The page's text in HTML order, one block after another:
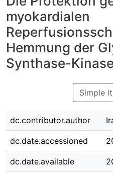
myokardialen
Hemmung der
Synthase-
Simple
dc.contributor.author
dc.date.accessioned
dc.date.available